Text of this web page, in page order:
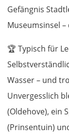
Gefängnis
Museumsinsel
🏆 Typisch für
Wasser – und
Unvergesslich
(Oldehove), ein
(Prinsentuin)